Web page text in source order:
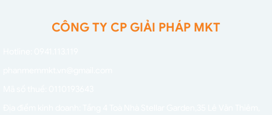
CÔNG TY CP GIẢI PHÁP MKT